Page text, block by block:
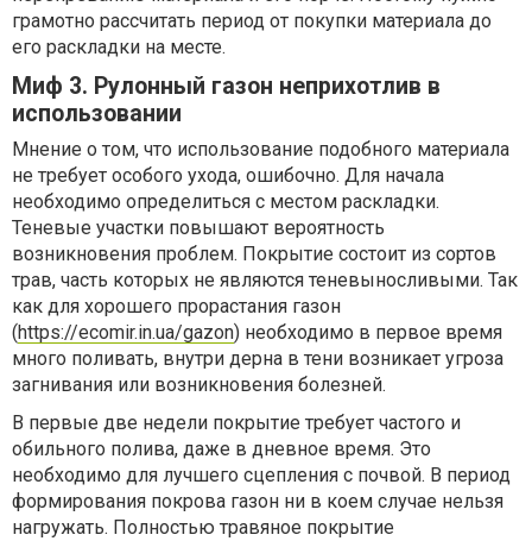
грамотно рассчитать период от покупки материала до
его раскладки на месте.
Миф 3. Рулонный газон неприхотлив в
использовании
Мнение о том, что использование подобного материала
не требует особого ухода, ошибочно. Для начала
необходимо определиться с местом раскладки.
Теневые участки повышают вероятность
возникновения проблем. Покрытие состоит из сортов
трав, часть которых не являются теневыносливыми. Так
как для хорошего прорастания газон
(https://ecomir.in.ua/gazon) необходимо в первое время
много поливать, внутри дерна в тени возникает угроза
загнивания или возникновения болезней.
В первые две недели покрытие требует частого и
обильного полива, даже в дневное время. Это
необходимо для лучшего сцепления с почвой. В период
формирования покрова газон ни в коем случае нельзя
нагружать. Полностью травяное покрытие